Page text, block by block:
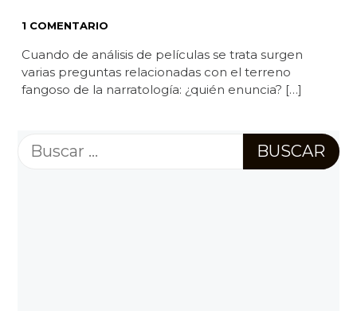
1 COMENTARIO
Cuando de análisis de películas se trata surgen
varias preguntas relacionadas con el terreno
fangoso de la narratología: ¿quién enuncia? […]
Buscar: